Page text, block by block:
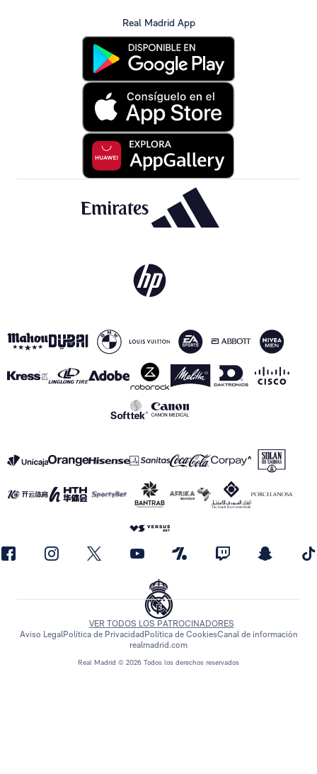
Real Madrid App
Real Madrid © 2026 Todos los derechos reservados
VER TODOS LOS PATROCINADORES
Aviso LegalPolítica de Privacidad Política de CookiesCanal de información
realmadrid.com